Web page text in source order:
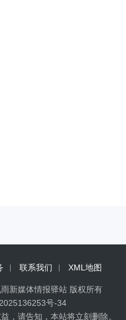
联系我们 XML地图
新媒体情报驿站 版权所有
号-34
，请告知，本站将立刻删除。